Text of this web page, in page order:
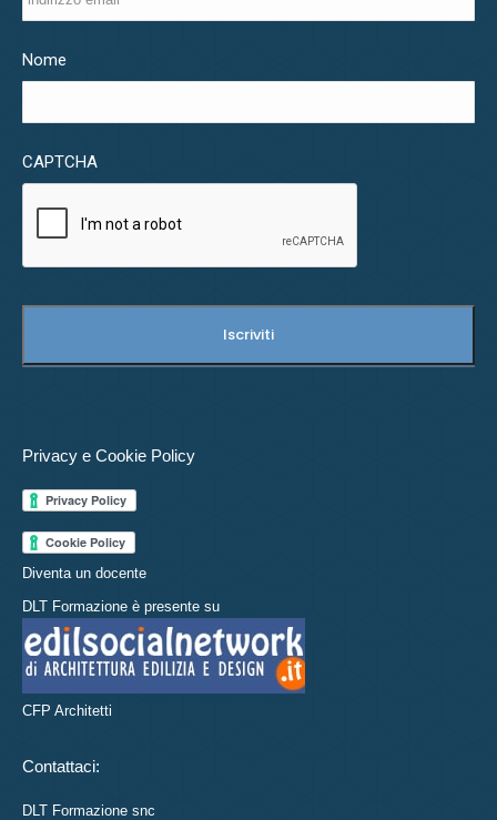
Nome
CAPTCHA
Privacy e Cookie Policy
Diventa un docente
DLT Formazione è presente su
CFP Architetti
Contattaci:
DLT Formazione snc